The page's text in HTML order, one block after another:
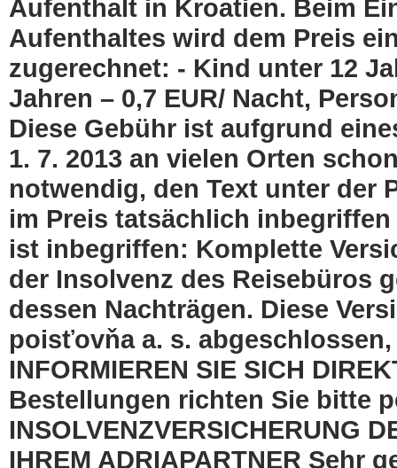
Aufenthalt in Kroatien. Beim
Aufenthaltes wird dem Preis
zugerechnet: - Kind unter 12
Jahren – 0,7 EUR/ Nacht,
Diese Gebühr ist aufgrund
1. 7. 2013 an vielen Orten
notwendig, den Text unter der
im Preis tatsächlich
ist inbegriffen: Komplette
der Insolvenz des Reisebüros
dessen Nachträgen. Diese
poisťovňa a. s.
INFORMIEREN SIE SICH
Bestellungen richten Sie bitte
INSOLVENZVERSICHERUNG
IHREM ADRIAPARTNER Sehr